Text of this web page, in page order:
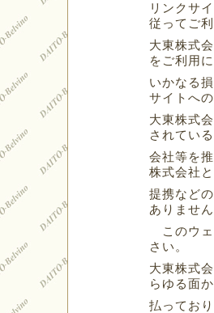
リンクサ
従ってご
大東株式
をご利用
いかなる
サイトへ
大東株式
されてい
会社等を
株式会社
提携など
ありませ
このウェ
さい。
大東株式
らゆる面
払ってお